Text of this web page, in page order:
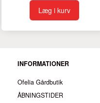
Læg i kurv
INFORMATIONER
Ofelia Gårdbutik
ÅBNINGSTIDER